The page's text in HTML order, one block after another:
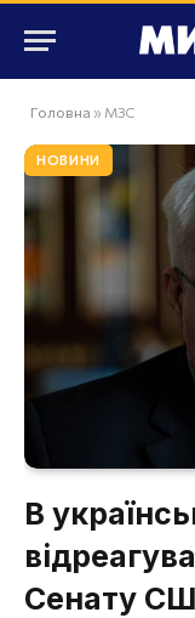
Головна » МЗС
НОВИНИ
В
Сенату